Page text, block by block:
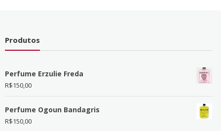
Produtos
Perfume Erzulie Freda
R$150,00
Perfume Ogoun Bandagris
R$150,00